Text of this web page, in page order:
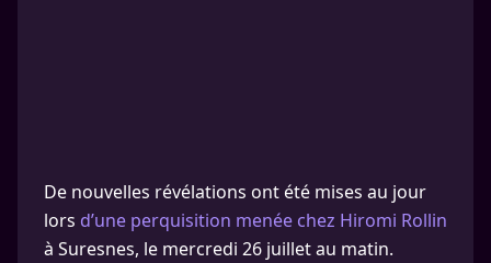
De nouvelles révélations ont été mises au jour
lors d’une perquisition menée chez Hiromi Rollin
à Suresnes, le mercredi 26 juillet au matin.